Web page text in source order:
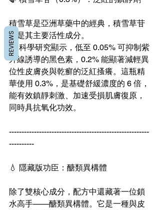
積雪草是亞洲草藥中的經典，積雪草苷
則是其主要活性成分。
🔬 科學研究顯示，低至 0.05% 可抑制紫
外線誘導的黑色素，0.2% 能顯著減輕異
位性皮膚炎與乾癬的泛紅搔癢。這瓶精
華使用 0.3%，是基礎舒緩濃度的 6 倍，
能有效鎮靜刺激、加速受損肌膚復原，
同時具抗氧化功效。
--------------------------------------------------------
----------
💧 隱藏版功臣：醣類異構體
除了雙核心成分，配方中還藏著一位鎖
水高手——醣類異構體。它是一種與皮
REVIEWS